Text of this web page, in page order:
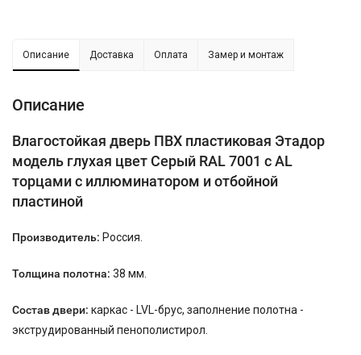
Описание Доставка Оплата Замер и монтаж
Описание
Влагостойкая дверь ПВХ пластиковая Этадор
модель глухая цвет Серый RAL 7001 с AL
торцами с иллюминатором и отбойной
пластиной
Производитель: Россия.
Толщина полотна: 38 мм.
Состав двери: каркас - LVL-брус, заполнение полотна -
экструдированный пенополистирол.